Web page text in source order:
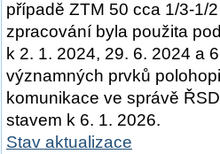
případě ZTM 50 cca 1/3-1/
zpracování byla použita
k 2. 1. 2024, 29. 6. 2024 a
významných prvků
komunikace ve správě
stavem k 6. 1. 2026.
Stav aktualizace